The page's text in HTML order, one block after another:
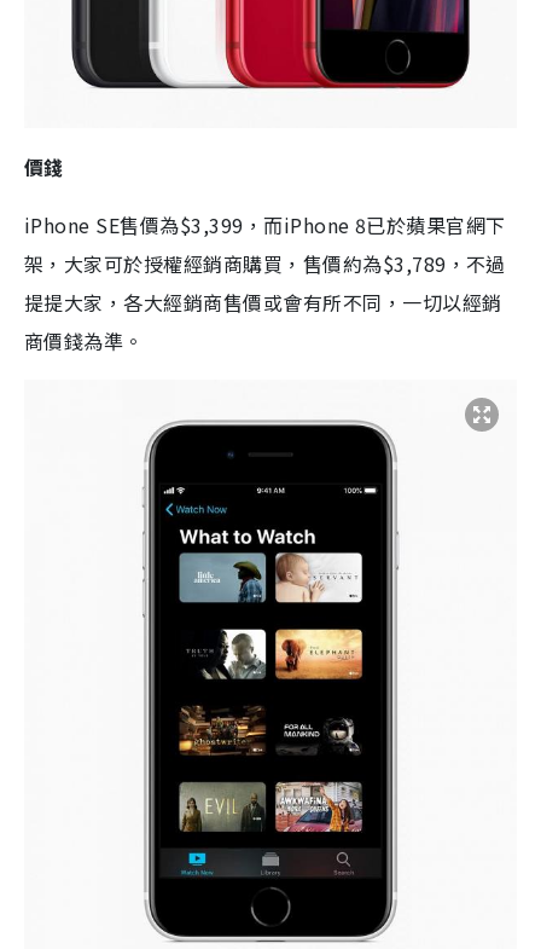
價錢
iPhone SE售價為$3,399，而iPhone 8已於蘋果官網下
架，大家可於授權經銷商購買，售價約為$3,789，不過
提提大家，各大經銷商售價或會有所不同，一切以經銷
商價錢為準。